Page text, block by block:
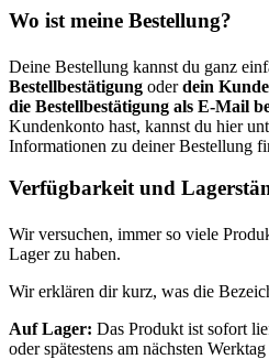
Wo ist meine Bestellung?
Deine Bestellung kannst du ganz
Bestellbestätigung oderdein
die Bestellbestätigung als E-Mail
Kundenkonto hast, kannst du hier
Informationen zu deiner Bestellung
Verfügbarkeit und
Wir versuchen, immer so viele
Lager zu haben.
Wir erklären dir kurz, was die
Auf Lager: Das Produkt ist sofort
oder spätestens am nächsten